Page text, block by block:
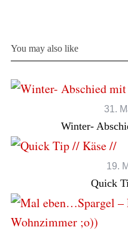
You may also like
31.
Winter-
19.
Quick